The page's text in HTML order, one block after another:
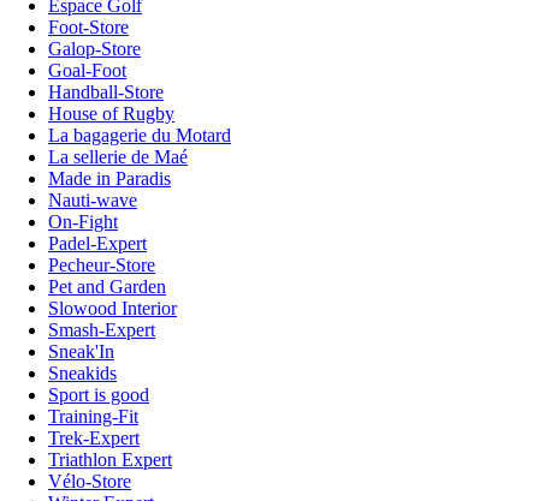
Espace Golf
Foot-Store
Galop-Store
Goal-Foot
Handball-Store
House of Rugby
La bagagerie du Motard
La sellerie de Maé
Made in Paradis
Nauti-wave
On-Fight
Padel-Expert
Pecheur-Store
Pet and Garden
Slowood Interior
Smash-Expert
Sneak'In
Sneakids
Sport is good
Training-Fit
Trek-Expert
Triathlon Expert
Vélo-Store